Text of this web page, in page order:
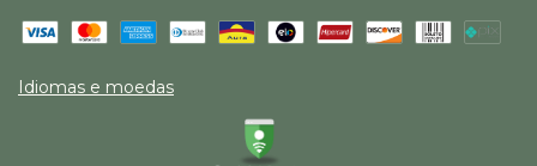
Idiomas e moedas